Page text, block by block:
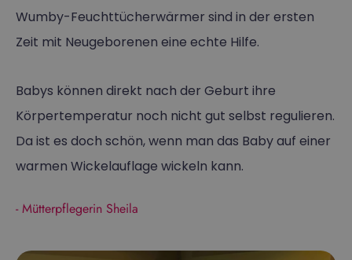
Wumby-Feuchttücherwärmer sind in der ersten
Zeit mit Neugeborenen eine echte Hilfe.
Babys können direkt nach der Geburt ihre
Körpertemperatur noch nicht gut selbst regulieren.
Da ist es doch schön, wenn man das Baby auf einer
warmen Wickelauflage wickeln kann.
- Mütterpflegerin Sheila